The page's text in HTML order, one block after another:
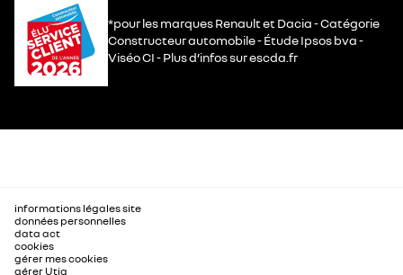
*pour les marques Renault et Dacia - Catégorie
Constructeur automobile - Étude Ipsos bva -
Viséo CI - Plus d’infos sur escda.fr
informations légales site
données personnelles
data act
cookies
gérer mes cookies
gérer Utiq